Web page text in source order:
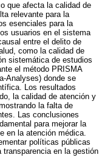
que afecta la calidad de
relevante para la
esenciales para la
usuarios en el sistema
entre el delito de
como la calidad de
sistemática de estudios
el método PRISMA
Analyses) donde se
Los resultados
la calidad de atención y
la falta de
Las conclusiones
para mejorar la
en la atención médica.
políticas públicas
en la gestión